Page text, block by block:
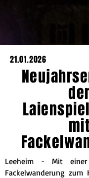
21.01.2026
der
mit
Leeheim - Mit einer
Fackelwanderung